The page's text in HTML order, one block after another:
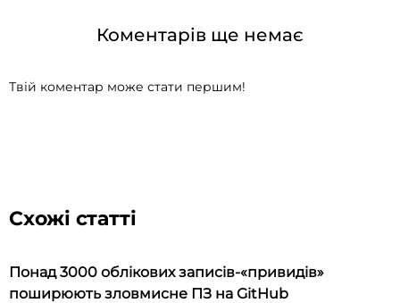
Коментарів ще немає
Твій коментар може стати першим!
Схожі статті
Понад 3000 облікових записів-«привидів»
поширюють зловмисне ПЗ на GitHub